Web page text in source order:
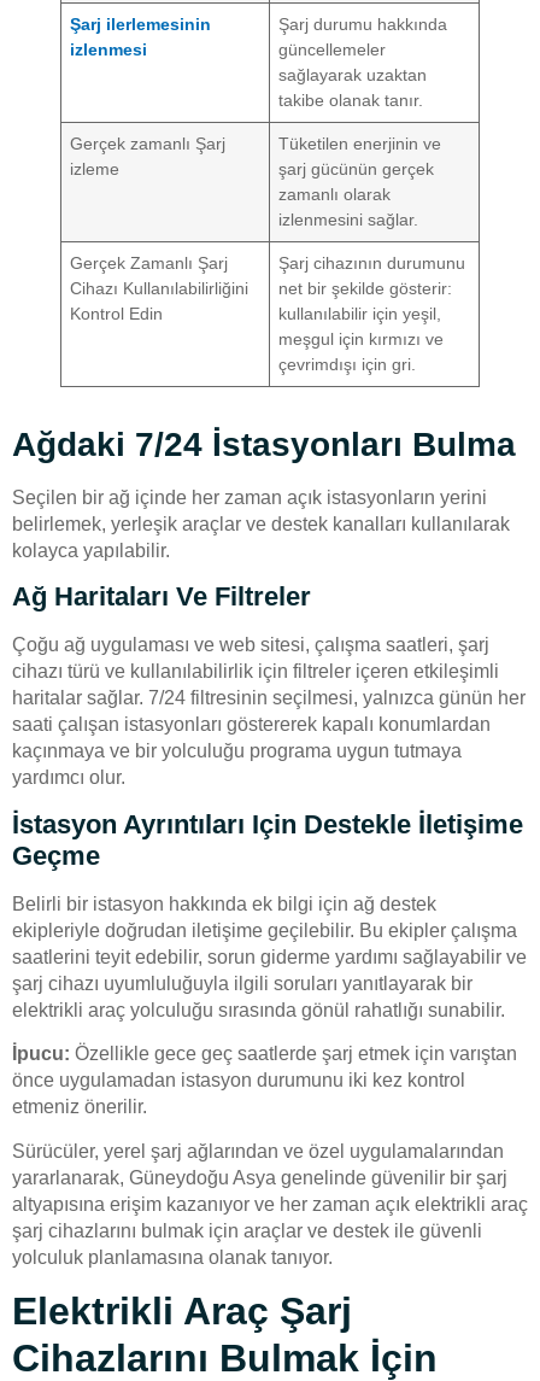
Şarj ilerlemesinin
izlenmesi
Şarj durumu hakkında
güncellemeler
sağlayarak uzaktan
takibe olanak tanır.
Gerçek zamanlı Şarj
izleme
Tüketilen enerjinin ve
şarj gücünün gerçek
zamanlı olarak
izlenmesini sağlar.
Gerçek Zamanlı Şarj
Cihazı Kullanılabilirliğini
Kontrol Edin
Şarj cihazının durumunu
net bir şekilde gösterir:
kullanılabilir için yeşil,
meşgul için kırmızı ve
çevrimdışı için gri.
Ağdaki 7/24 İstasyonları Bulma
Seçilen bir ağ içinde her zaman açık istasyonların yerini
belirlemek, yerleşik araçlar ve destek kanalları kullanılarak
kolayca yapılabilir.
Ağ Haritaları Ve Filtreler
Çoğu ağ uygulaması ve web sitesi, çalışma saatleri, şarj
cihazı türü ve kullanılabilirlik için filtreler içeren etkileşimli
haritalar sağlar. 7/24 filtresinin seçilmesi, yalnızca günün her
saati çalışan istasyonları göstererek kapalı konumlardan
kaçınmaya ve bir yolculuğu programa uygun tutmaya
yardımcı olur.
İstasyon Ayrıntıları Için Destekle İletişime
Geçme
Belirli bir istasyon hakkında ek bilgi için ağ destek
ekipleriyle doğrudan iletişime geçilebilir. Bu ekipler çalışma
saatlerini teyit edebilir, sorun giderme yardımı sağlayabilir ve
şarj cihazı uyumluluğuyla ilgili soruları yanıtlayarak bir
elektrikli araç yolculuğu sırasında gönül rahatlığı sunabilir.
İpucu: Özellikle gece geç saatlerde şarj etmek için varıştan
önce uygulamadan istasyon durumunu iki kez kontrol
etmeniz önerilir.
Sürücüler, yerel şarj ağlarından ve özel uygulamalarından
yararlanarak, Güneydoğu Asya genelinde güvenilir bir şarj
altyapısına erişim kazanıyor ve her zaman açık elektrikli araç
şarj cihazlarını bulmak için araçlar ve destek ile güvenli
yolculuk planlamasına olanak tanıyor.
Elektrikli Araç Şarj
Cihazlarını Bulmak İçin